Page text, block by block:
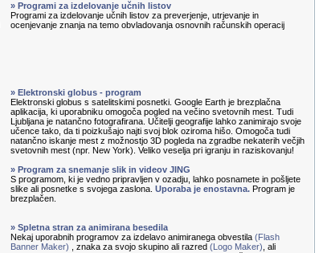
» Programi za izdelovanje učnih listov
Programi za izdelovanje učnih listov za preverjenje, utrjevanje in
ocenjevanje znanja na temo obvladovanja osnovnih računskih operacij
» Elektronski globus - program
Elektronski globus s satelitskimi posnetki. Google Earth je brezplačna
aplikacija, ki uporabniku omogoča pogled na večino svetovnih mest. Tudi
Ljubljana je natančno fotografirana. Učitelji geografije lahko zanimirajo svoje
učence tako, da ti poizkušajo najti svoj blok oziroma hišo. Omogoča tudi
natančno iskanje mest z možnostjo 3D pogleda na zgradbe nekaterih večjih
svetovnih mest (npr. New York). Veliko veselja pri igranju in raziskovanju!
» Program za snemanje slik in videov JING
S programom, ki je vedno pripravljen v ozadju, lahko posnamete in pošljete
slike ali posnetke s svojega zaslona. Uporaba je enostavna. Program je
brezplačen.
» Spletna stran za animirana besedila
Nekaj uporabnih programov za izdelavo animiranega obvestila (Flash
Banner Maker) , znaka za svojo skupino ali razred (Logo Maker) , ali